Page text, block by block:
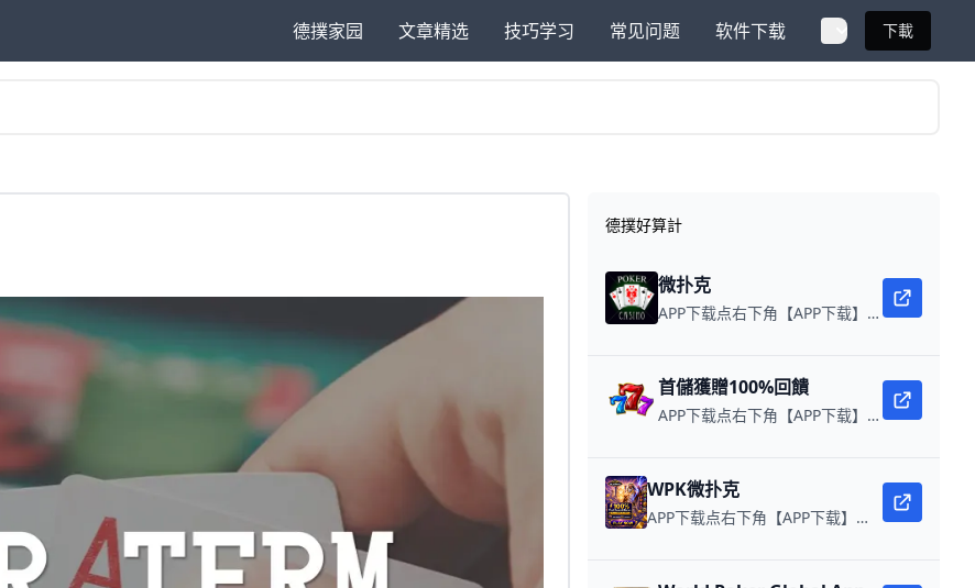
德撲家园 文章精选 技巧学习 常见问题 软件下载 下載
德撲好算計
微扑克
APP下载点右下角【APP下载】联系客服 每日更新可用链接 微扑克 WPK真人在线约局，领WPK钻石。
首儲獲贈100%回饋
APP下载点右下角【APP下载】联系客服 每日更新可用链接 每日保底獎池10,000美金
WPK微扑克
APP下载点右下角【APP下载】联系客服 每日更新可用链接 微扑克 WPK真人在线约局，wepoker德州约局，加微信客服上下分，领WPK钻石。